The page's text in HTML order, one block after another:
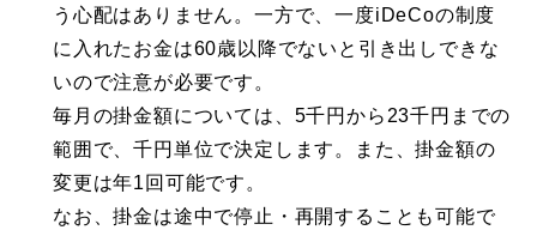
う心配はありません。一方で、一度iDeCoの制度
に入れたお金は60歳以降でないと引き出しできな
いので注意が必要です。
毎月の掛金額については、5千円から23千円までの
範囲で、千円単位で決定します。また、掛金額の
変更は年1回可能です。
なお、掛金は途中で停止・再開することも可能で